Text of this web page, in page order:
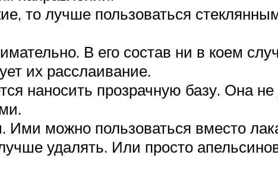
то лучше пользоваться
В его состав ни в коем
их расслаивание.
наносить прозрачную базу. Она не
Ими можно пользоваться вместо
удалять. Или просто